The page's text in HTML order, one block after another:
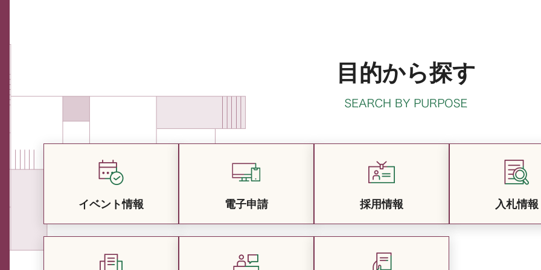
目的から探す
イベント情報 電子申請 採用情報 入札情報